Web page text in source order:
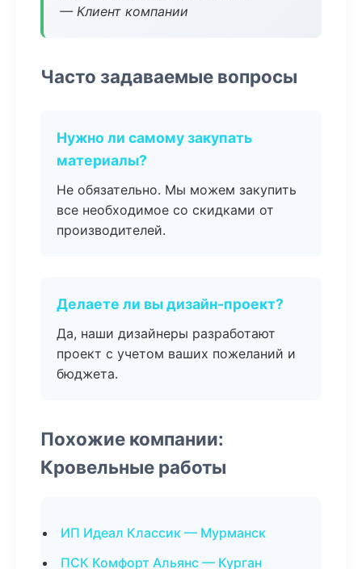
— Клиент компании
Часто задаваемые вопросы
Нужно ли самому закупать
материалы?
Не обязательно. Мы можем закупить
все необходимое со скидками от
производителей.
Делаете ли вы дизайн-проект?
Да, наши дизайнеры разработают
проект с учетом ваших пожеланий и
бюджета.
Похожие компании:
Кровельные работы
ИП Идеал Классик — Мурманск
ПСК Комфорт Альянс — Курган